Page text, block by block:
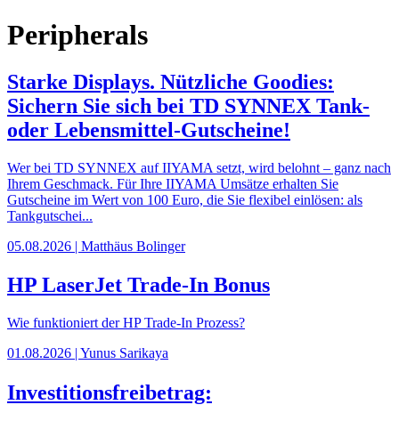
Peripherals
Starke Displays. Nützliche Goodies:
Sichern Sie sich bei TD SYNNEX Tank-
oder Lebensmittel-Gutscheine!
Wer bei TD SYNNEX auf IIYAMA setzt, wird belohnt – ganz nach
Ihrem Geschmack. Für Ihre IIYAMA Umsätze erhalten Sie
Gutscheine im Wert von 100 Euro, die Sie flexibel einlösen: als
Tankgutschei...
05.08.2026 | Matthäus Bolinger
HP LaserJet Trade-In Bonus
Wie funktioniert der HP Trade-In Prozess?
01.08.2026 | Yunus Sarikaya
Investitionsfreibetrag: